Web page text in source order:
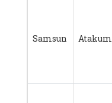
Samsun Atakum